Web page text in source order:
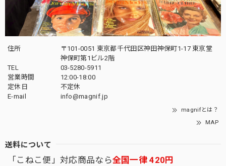
住所
〒101-0051 東京都千代田区神田神保町1-17 東京堂
神保町第1ビル2階
TEL
03-5280-5911
営業時間
12:00-18:00
定休日
不定休
E-mail
info@magnif.jp
magnifとは？
MAP
送料について
「こねこ便」対応商品なら全国一律 420円